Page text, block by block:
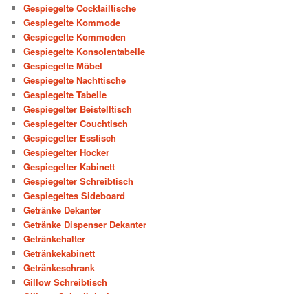
Gespiegelte Cocktailtische
Gespiegelte Kommode
Gespiegelte Kommoden
Gespiegelte Konsolentabelle
Gespiegelte Möbel
Gespiegelte Nachttische
Gespiegelte Tabelle
Gespiegelter Beistelltisch
Gespiegelter Couchtisch
Gespiegelter Esstisch
Gespiegelter Hocker
Gespiegelter Kabinett
Gespiegelter Schreibtisch
Gespiegeltes Sideboard
Getränke Dekanter
Getränke Dispenser Dekanter
Getränkehalter
Getränkekabinett
Getränkeschrank
Gillow Schreibtisch